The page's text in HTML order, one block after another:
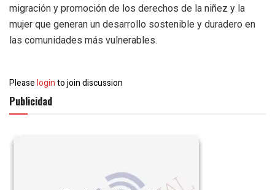
migración y promoción de los derechos de la niñez y la
mujer que generan un desarrollo sostenible y duradero en
las comunidades más vulnerables.
Pleaseloginto join discussion
Publicidad